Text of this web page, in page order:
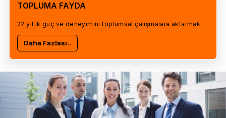
TOPLUMA FAYDA
22 yıllık güç ve deneyimini toplumsal çalışmalara aktarmak..
Daha Fazlası..